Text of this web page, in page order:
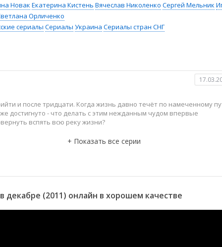
Новак Екатерина Кистень Вячеслав Николенко Сергей Мельник
Орличенко
сериалы Сериалы Украина Сериалы стран СНГ
и после тридцати. Когда жизнь давно течёт по намеченному
достигнуто - что делать с этим нежданным чудом впервые
вспять всю реку жизни?
декабре (2011) онлайн в хорошем качестве